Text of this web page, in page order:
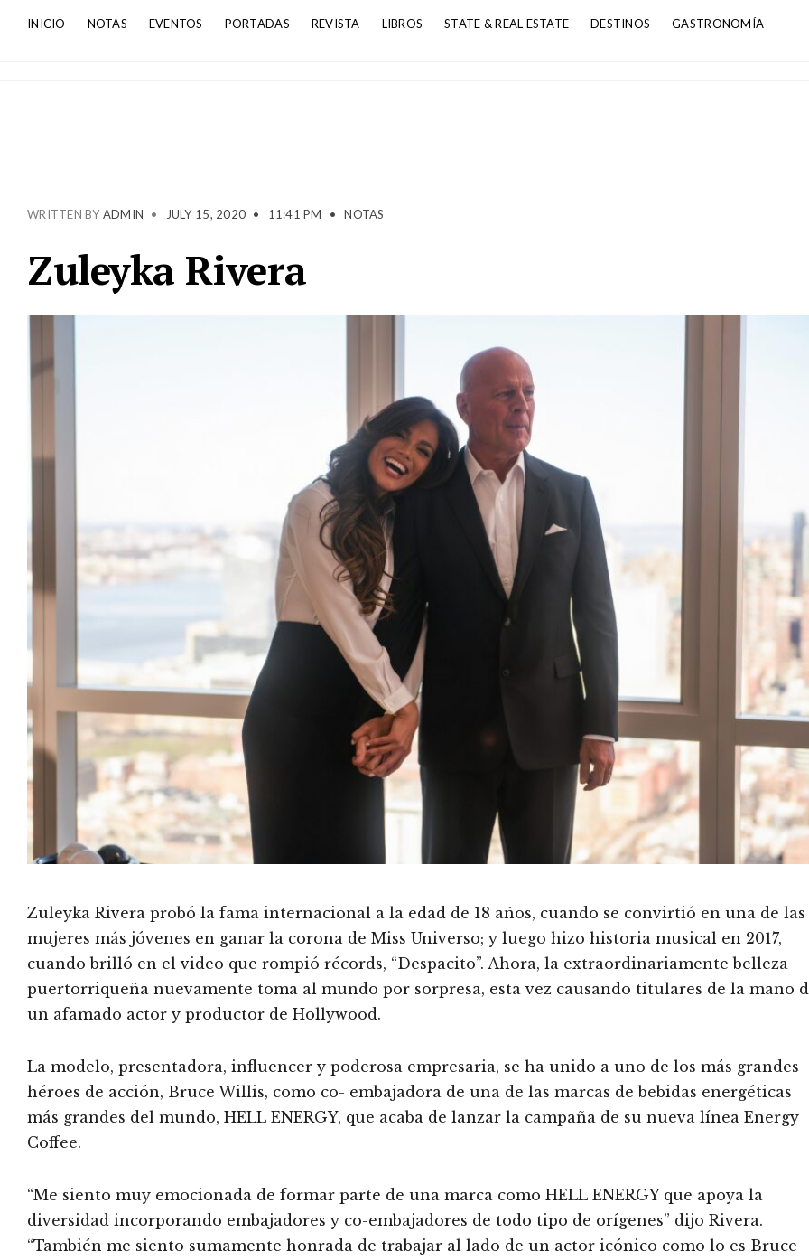
INICIO NOTAS EVENTOS PORTADAS REVISTA LIBROS STATE & REAL ESTATE DESTINOS GASTRONOMÍA
WRITTEN BY ADMIN • JULY 15, 2020 • 11:41 PM • NOTAS
Zuleyka Rivera
Zuleyka Rivera probó la fama internacional a la edad de 18 años, cuando se convirtió en una de las
mujeres más jóvenes en ganar la corona de Miss Universo; y luego hizo historia musical en 2017,
cuando brilló en el video que rompió récords, “Despacito”. Ahora, la extraordinariamente belleza
puertorriqueña nuevamente toma al mundo por sorpresa, esta vez causando titulares de la mano
un afamado actor y productor de Hollywood.
La modelo, presentadora, influencer y poderosa empresaria, se ha unido a uno de los más grandes
héroes de acción, Bruce Willis, como co- embajadora de una de las marcas de bebidas energéticas
más grandes del mundo, HELL ENERGY, que acaba de lanzar la campaña de su nueva línea Energy
Coffee.
“Me siento muy emocionada de formar parte de una marca como HELL ENERGY que apoya la
diversidad incorporando embajadores y co-embajadores de todo tipo de orígenes” dijo Rivera.
“También me siento sumamente honrada de trabajar al lado de un actor icónico como lo es Bruce